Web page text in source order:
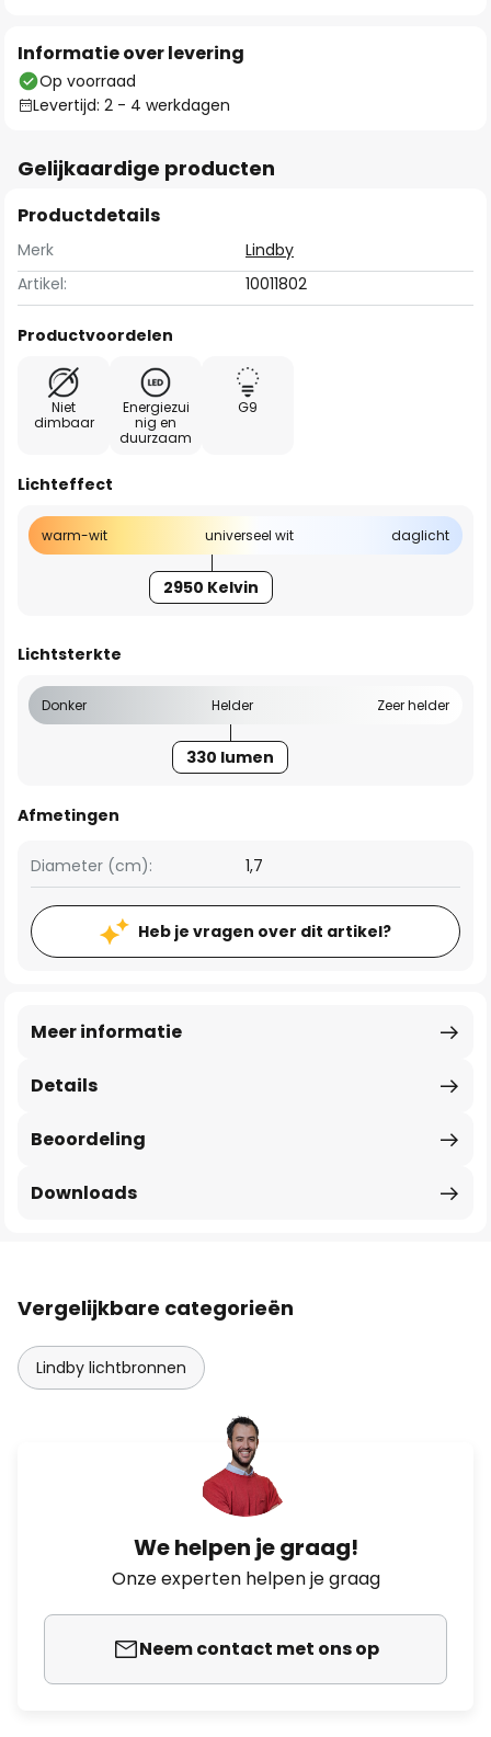
Informatie over levering
Op voorraad
Levertijd: 2 - 4 werkdagen
Gelijkaardige producten
Productdetails
Merk
Lindby
Artikel:
10011802
Productvoordelen
Niet
dimbaar
Energiezui
nig en
duurzaam
G9
Lichteffect
warm-wit universeel wit daglicht
2950 Kelvin
Lichtsterkte
Donker Helder Zeer helder
330 lumen
Afmetingen
Diameter (cm): 1,7
Heb je vragen over dit artikel?
Details
Meer informatie
Beoordeling
Downloads
Vergelijkbare categorieën
Lindby lichtbronnen
We helpen je graag!
Onze experten helpen je graag
Neem contact met ons op